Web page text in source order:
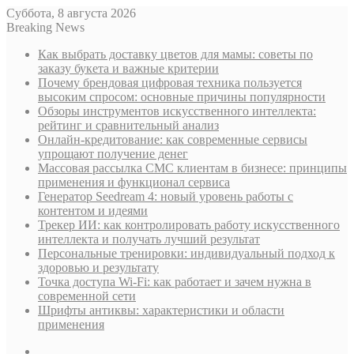
Суббота, 8 августа 2026
Breaking News
Как выбрать доставку цветов для мамы: советы по
заказу букета и важные критерии
Почему брендовая цифровая техника пользуется
высоким спросом: основные причины популярности
Обзоры инструментов искусственного интеллекта:
рейтинг и сравнительный анализ
Онлайн-кредитование: как современные сервисы
упрощают получение денег
Массовая рассылка СМС клиентам в бизнесе: принципы
применения и функционал сервиса
Генератор Seedream 4: новый уровень работы с
контентом и идеями
Трекер ИИ: как контролировать работу искусственного
интеллекта и получать лучший результат
Персональные тренировки: индивидуальный подход к
здоровью и результату
Точка доступа Wi-Fi: как работает и зачем нужна в
современной сети
Шрифты антиквы: характеристики и области
применения